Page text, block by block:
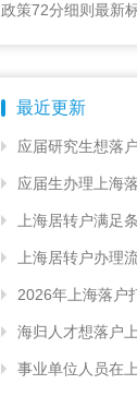
政策72分细则最新
最近更新
应届研究生想落
应届生办理上海
上海居转户满足
上海居转户办理
2026年上海落户
海归人才想落户
事业单位人员在